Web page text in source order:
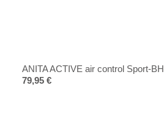
ANITA ACTIVE air control Sport-BH
Regulärer Preis:
79,95 €